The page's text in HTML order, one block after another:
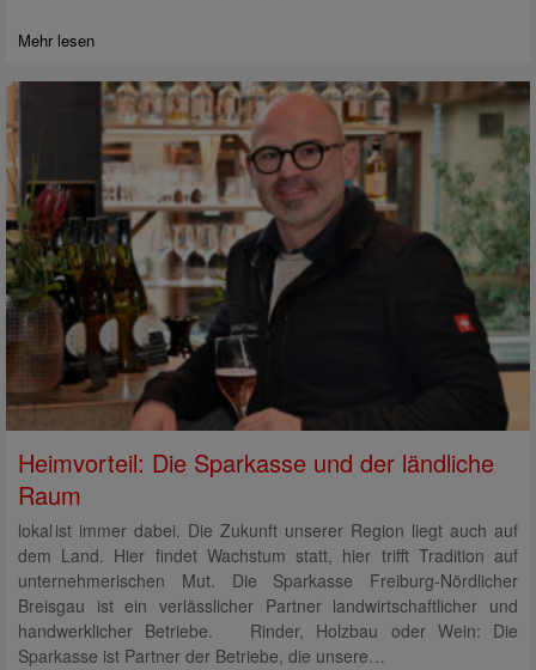
Mehr lesen
Heimvorteil: Die Sparkasse und der ländliche
Raum
lokal ist immer dabei. Die Zukunft unserer Region liegt auch auf
dem Land. Hier findet Wachstum statt, hier trifft Tradition auf
unternehmerischen Mut. Die Sparkasse Freiburg-Nördlicher
Breisgau ist ein verlässlicher Partner landwirtschaftlicher und
handwerklicher Betriebe. Rinder, Holzbau oder Wein: Die
Sparkasse ist Partner der Betriebe, die unsere…